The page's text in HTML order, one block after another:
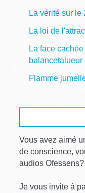
La vérité sur le
La loi de
La face
balancetalueur
Flamme
Vous avez aimé
de conscience,
audios Ofessens?
Je vous invite à